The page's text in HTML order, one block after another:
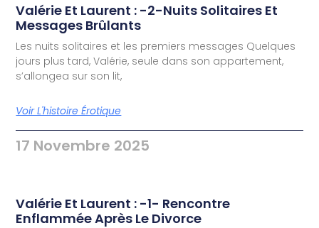
Valérie Et Laurent : -2-Nuits Solitaires Et
Messages Brûlants
Les nuits solitaires et les premiers messages Quelques
jours plus tard, Valérie, seule dans son appartement,
s’allongea sur son lit,
Voir L'histoire Érotique
17 Novembre 2025
Valérie Et Laurent : -1- Rencontre
Enflammée Après Le Divorce